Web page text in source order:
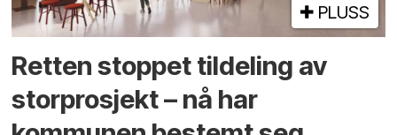
PLUSS
Retten stoppet tildeling av
storprosjekt – nå har